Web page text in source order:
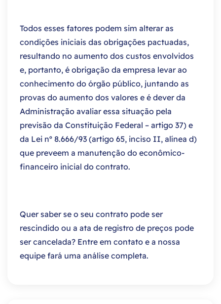
Todos esses fatores podem sim alterar as
condições iniciais das obrigações pactuadas,
resultando no aumento dos custos envolvidos
e, portanto, é obrigação da empresa levar ao
conhecimento do órgão público, juntando as
provas do aumento dos valores e é dever da
Administração avaliar essa situação pela
previsão da Constituição Federal – artigo 37) e
da Lei nº 8.666/93 (artigo 65, inciso II, alínea d)
que preveem a manutenção do econômico-
financeiro inicial do contrato.
Quer saber se o seu contrato pode ser
rescindido ou a ata de registro de preços pode
ser cancelada? Entre em contato e a nossa
equipe fará uma análise completa.